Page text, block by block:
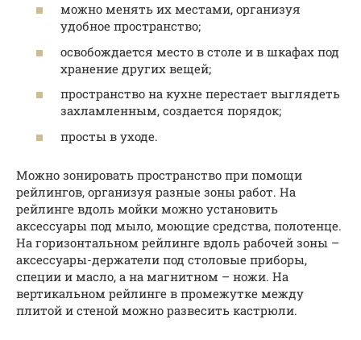
можно менять их местами, организуя
удобное пространство;
освобождается место в столе и в шкафах под
хранение других вещей;
пространство на кухне перестает выглядеть
захламленным, создается порядок;
просты в уходе.
Можно зонировать пространство при помощи
рейлингов, организуя разные зоны работ. На
рейлинге вдоль мойки можно установить
аксессуары под мыло, моющие средства, полотенце.
На горизонтальном рейлинге вдоль рабочей зоны –
аксессуары-держатели под столовые приборы,
специи и масло, а на магнитном – ножи. На
вертикальном рейлинге в промежутке между
плитой и стеной можно развесить кастрюли.